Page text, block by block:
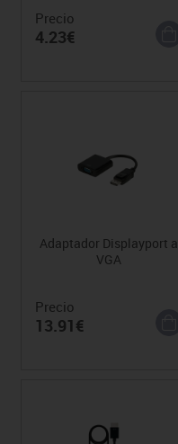
Precio
4.23€
Adaptador Displayport a
VGA
Precio
13.91€